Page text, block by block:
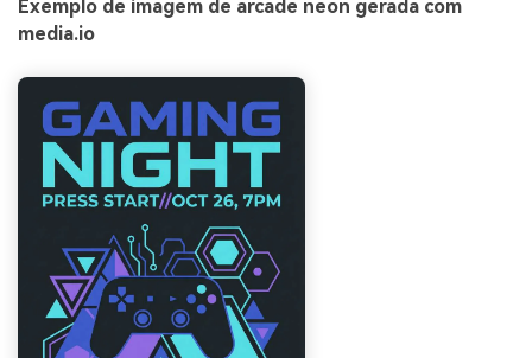
Exemplo de imagem de arcade neon gerada com
media.io